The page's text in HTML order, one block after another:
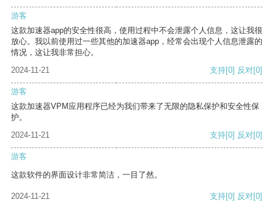
游客
这款加速器app的安全性很高，使用过程中不会泄露个人信息，这让我很
放心。我以前使用过一些其他的加速器app，经常会出现个人信息泄露的
情况，这让我非常担心。
2024-11-21
支持[0] 反对[0]
游客
这款加速器VPM应用程序已经为我们带来了无限的隐私保护和安全性保
护。
2024-11-21
支持[0] 反对[0]
游客
这款软件的界面设计非常简洁，一目了然。
2024-11-21 支持[0] 反对[0]